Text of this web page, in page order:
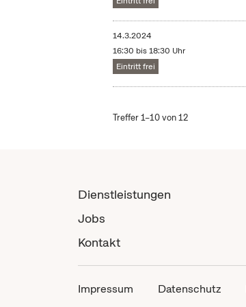
14.3.2024
16:30 bis 18:30 Uhr
Eintritt frei
Treffer 1–10 von 12
Dienstleistungen
Jobs
Kontakt
Impressum Datenschutz